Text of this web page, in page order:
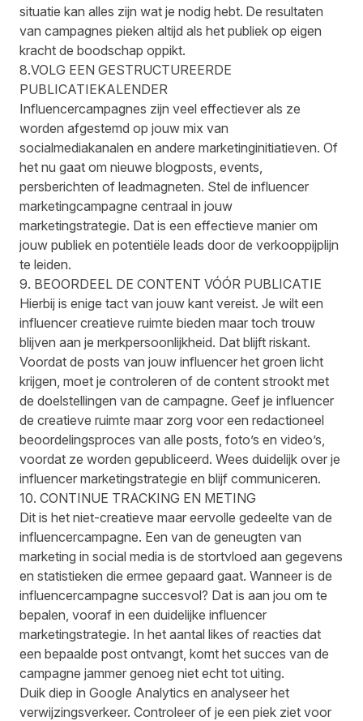
situatie kan alles zijn wat je nodig hebt. De resultaten
van campagnes pieken altijd als het publiek op eigen
kracht de boodschap oppikt.
8.VOLG EEN GESTRUCTUREERDE
PUBLICATIEKALENDER
Influencercampagnes zijn veel effectiever als ze
worden afgestemd op jouw mix van
socialmediakanalen en andere marketinginitiatieven. Of
het nu gaat om nieuwe blogposts, events,
persberichten of leadmagneten. Stel de influencer
marketingcampagne centraal in jouw
marketingstrategie. Dat is een effectieve manier om
jouw publiek en potentiële leads door de verkooppijplijn
te leiden.
9. BEOORDEEL DE CONTENT VÓÓR PUBLICATIE
Hierbij is enige tact van jouw kant vereist. Je wilt een
influencer creatieve ruimte bieden maar toch trouw
blijven aan je merkpersoonlijkheid. Dat blijft riskant.
Voordat de posts van jouw influencer het groen licht
krijgen, moet je controleren of de content strookt met
de doelstellingen van de campagne. Geef je influencer
de creatieve ruimte maar zorg voor een redactioneel
beoordelingsproces van alle posts, foto’s en video’s,
voordat ze worden gepubliceerd. Wees duidelijk over je
influencer marketingstrategie en blijf communiceren.
10. CONTINUE TRACKING EN METING
Dit is het niet-creatieve maar eervolle gedeelte van de
influencercampagne. Een van de geneugten van
marketing in social media is de stortvloed aan gegevens
en statistieken die ermee gepaard gaat. Wanneer is de
influencercampagne succesvol? Dat is aan jou om te
bepalen, vooraf in een duidelijke influencer
marketingstrategie. In het aantal likes of reacties dat
een bepaalde post ontvangt, komt het succes van de
campagne jammer genoeg niet echt tot uiting.
Duik diep in Google Analytics en analyseer het
verwijzingsverkeer. Controleer of je een piek ziet voor